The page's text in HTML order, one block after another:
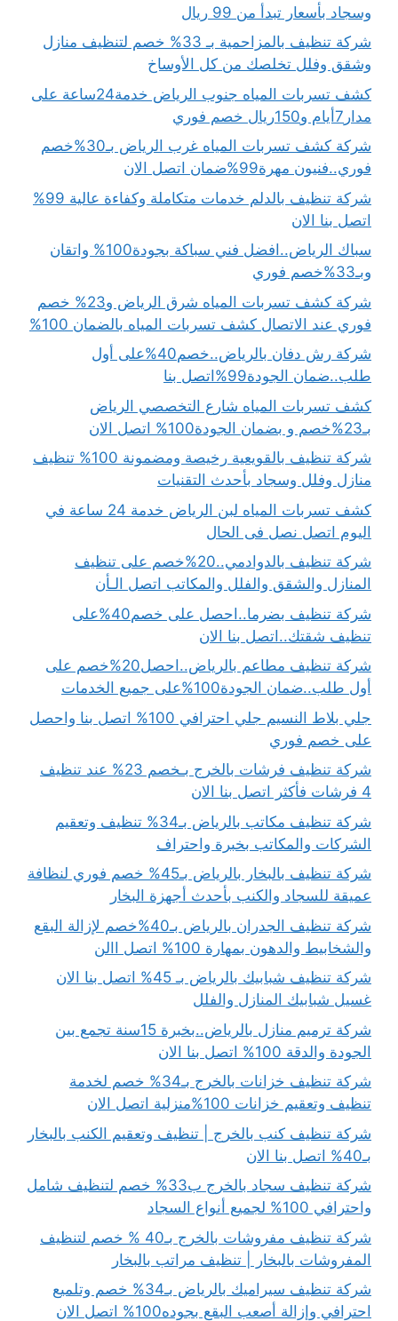
وسجاد بأسعار تبدأ من 99 ريال
شركة تنظيف بالمزاحمية بـ 33% خصم لتنظيف منازل
وشقق وفلل تخلصك من كل الأوساخ
كشف تسربات المياه جنوب الرياض خدمة24ساعة على
مدار7أيام و150ريال خصم فوري
شركة كشف تسربات المياه غرب الرياض بـ30%خصم
فوري..فنيون مهرة99%ضمان اتصل الان
شركة تنظيف بالدلم خدمات متكاملة وكفاءة عالية 99%
اتصل بنا الان
سباك الرياض..افضل فني سباكة بجودة100% واتقان
وبـ33%خصم فوري
شركة كشف تسربات المياه شرق الرياض و23% خصم
فوري عند الاتصال كشف تسربات المياه بالضمان 100%
شركة رش دفان بالرياض..خصم40%على أول
طلب..ضمان الجودة99%اتصل بنا
كشف تسربات المياه شارع التخصصي الرياض
بـ23%خصم و بضمان الجودة100% اتصل الان
شركة تنظيف بالقويعية رخيصة ومضمونة 100% تنظيف
منازل وفلل وسجاد بأحدث التقنيات
كشف تسربات المياه لبن الرياض خدمة 24 ساعة في
اليوم اتصل نصل فى الحال
شركة تنظيف بالدوادمي..20%خصم على تنظيف
المنازل والشقق والفلل والمكاتب اتصل الـأن
شركة تنظيف بضرما..احصل على خصم40%على
تنظيف شقتك..اتصل بنا الان
شركة تنظيف مطاعم بالرياض..احصل20%خصم على
أول طلب..ضمان الجودة100%على جميع الخدمات
جلي بلاط النسيم جلي احترافي 100% اتصل بنا واحصل
على خصم فوري
شركة تنظيف فرشات بالخرج بـخصم 23% عند تنظيف
4 فرشات فأكثر اتصل بنا الان
شركة تنظيف مكاتب بالرياض بـ34% تنظيف وتعقيم
الشركات والمكاتب بخبرة واحتراف
شركة تنظيف بالبخار بالرياض بـ45% خصم فوري لنظافة
عميقة للسجاد والكنب بأحدث أجهزة البخار
شركة تنظيف الجدران بالرياض بـ40%خصم لإزالة البقع
والشخابيط والدهون بمهارة 100% اتصل االن
شركة تنظيف شبابيك بالرياض بـ 45% اتصل بنا الان
غسيل شبابيك المنازل والفلل
شركة ترميم منازل بالرياض..بخبرة 15سنة تجمع بين
الجودة والدقة 100% اتصل بنا الان
شركة تنظيف خزانات بالخرج بـ34% خصم لخدمة
تنظيف وتعقيم خزانات 100%منزلية اتصل الان
شركة تنظيف كنب بالخرج | تنظيف وتعقيم الكنب بالبخار
بـ40% اتصل بنا الان
شركة تنظيف سجاد بالخرج ب33% خصم لتنظيف شامل
واحترافي 100% لجميع أنواع السجاد
شركة تنظيف مفروشات بالخرج بـ40 % خصم لتنظيف
المفروشات بالبخار | تنظيف مراتب بالبخار
شركة تنظيف سيراميك بالرياض بـ34% خصم وتلميع
احترافي وإزالة أصعب البقع بجوده100% اتصل الان